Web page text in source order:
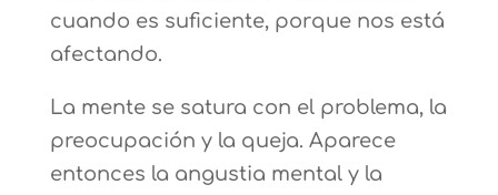
cuando es suficiente, porque nos está
afectando.
La mente se satura con el problema, la
preocupación y la queja. Aparece
entonces la angustia mental y la